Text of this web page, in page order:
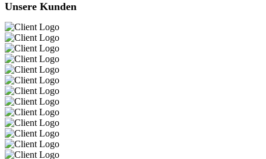
Unsere Kunden